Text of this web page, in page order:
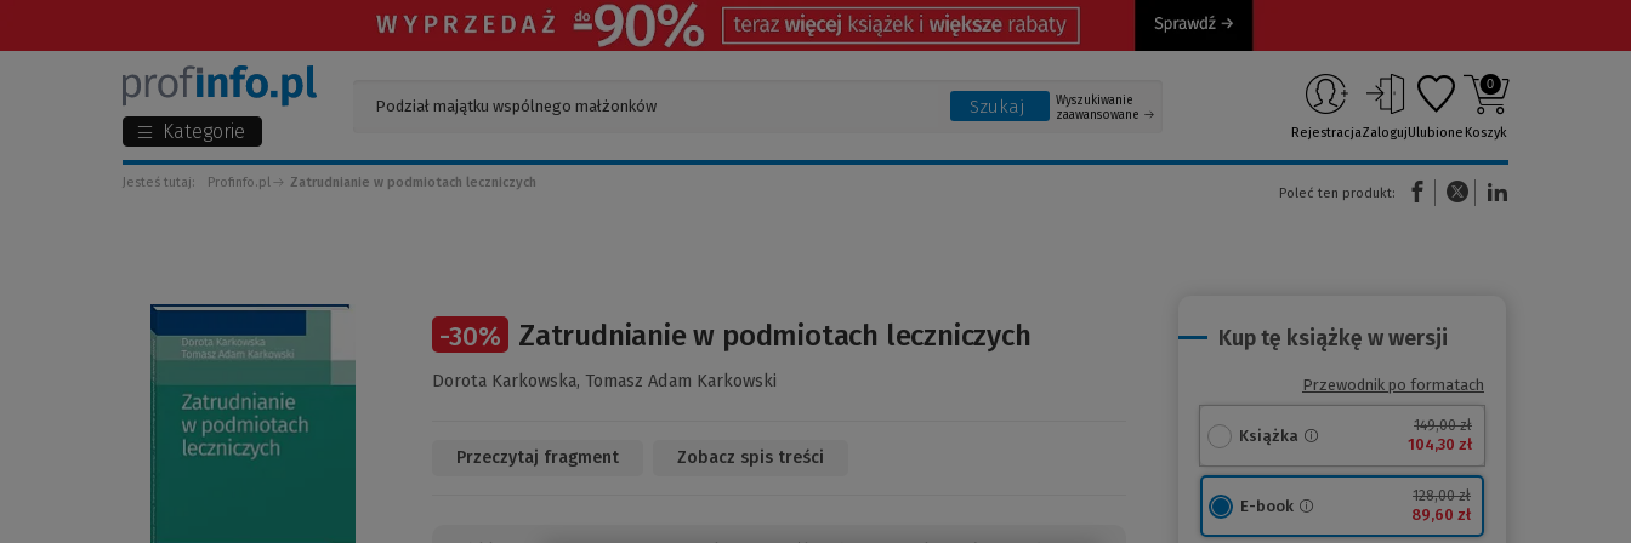
Kategorie
Szukaj
Wyszukiwanie
zaawansowane
RejestracjaZalogujUlubione
0
Koszyk
Jesteś tutaj: Profinfo.pl Zatrudnianie w podmiotach leczniczych
Poleć ten produkt:
(Nowe okno)(Link do innej strony)
-30% Zatrudnianie w podmiotach leczniczych
Dorota Karkowska, Tomasz Adam Karkowski
Przeczytaj fragment Zobacz spis treści
Kup tę książkę w wersji
Przewodnik po formatach
Książka
149,00 zł
104,30 zł
E-book
128,00 zł
89,60 zł